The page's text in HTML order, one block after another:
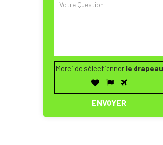
Merci de sélectionner le drapeau
Merci
de
sélectionner